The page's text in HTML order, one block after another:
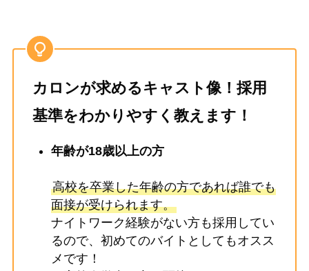
カロンが求めるキャスト像！採用
基準をわかりやすく教えます！
年齢が18歳以上の方
高校を卒業した年齢の方であれば誰でも
面接が受けられます。
ナイトワーク経験がない方も採用してい
るので、初めてのバイトとしてもオスス
メです！